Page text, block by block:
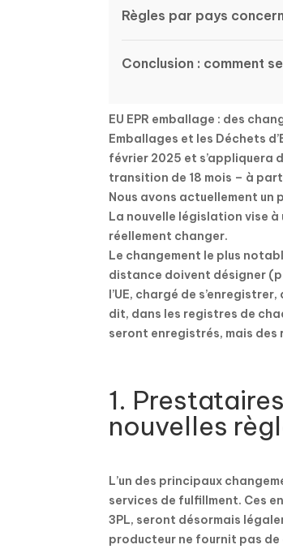
Règles par pays
Conclusion : comment
EU EPR emballage : des
Emballages et les Déchets
février 2025 et s’appliquera
transition de 18 mois – à
Nous avons actuellement un
La nouvelle législation vise
réellement changer.
Le changement le plus
distance doivent désigner
l’UE, chargé de
dit, dans les registres de
seront enregistrés, mais
1.
nouvelles
L’un des principaux
services de fulfillment. Ces
3PL, seront désormais
producteur ne fournit pas